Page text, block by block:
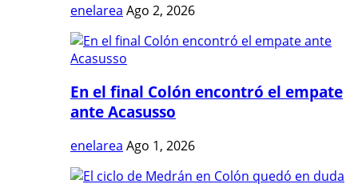
enelarea Ago 2, 2026
En el final Colón encontró el empate
ante Acasusso
enelarea Ago 1, 2026